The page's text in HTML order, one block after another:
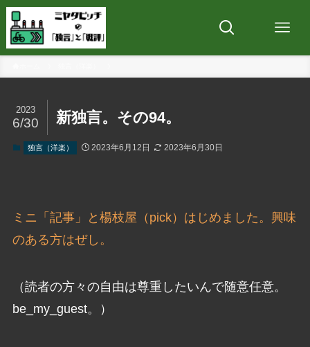
新独言。その94。
2023
6/30
独言（洋楽） 2023年6月12日 2023年6月30日
ミニ「記事」と楊枝屋（pick）はじめました。興味
のある方はぜし。
（読者の方々の自由は尊重したいんで随意任意。
be_my_guest。）